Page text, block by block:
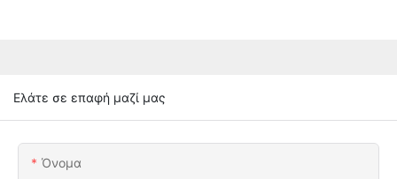
Ελάτε σε επαφή μαζί μας
Όνομα